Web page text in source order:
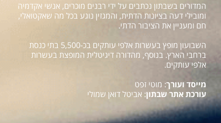
המדורים בשבתון נכתבים על ידי רבנים מוכרים, אנשי אקדמיה
ומובילי דעה בציונות הדתית, והמגזין נוגע בכל מה שאקטואלי,
חם ומעניין את הציבור הדתי.
השבועון מופץ בעשרות אלפי עותקים בכ-5,500 בתי כנסת
ברחבי הארץ. בנוסף, מהדורה דיגיטלית המופצת בעשרות
אלפי עותקים.
מייסד ועורך: מוטי זפט
עורכת אתר שבתון: אביטל דואן שמולי